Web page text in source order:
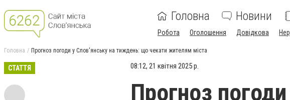
Головна Новини
Робота Оголошення Довідкова
Головна Прогноз погоди у Слов'янську на тиждень: що чекати жителям міста
СТАТТЯ 08:12, 21 квітня 2025 р.
Прогноз